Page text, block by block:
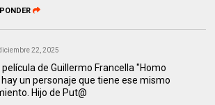
22, 2025
película de Guillermo Francella "Homo
un personaje que tiene ese mismo
Hijo de Put@